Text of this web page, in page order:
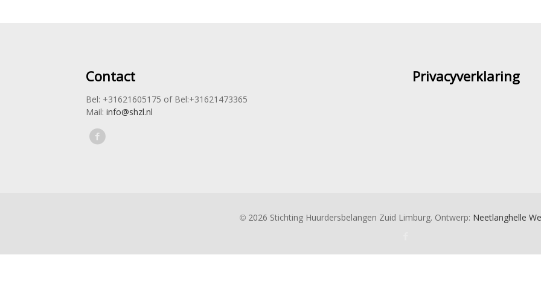
Contact
Bel: +31621605175 of Bel:+31621473365
Mail: info@shzl.nl
Privacyverklaring
© 2026 Stichting Huurdersbelangen Zuid Limburg. Ontwerp: Neetlanghelle